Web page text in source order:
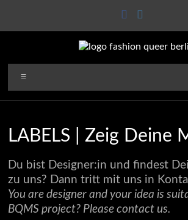
springen
LABELS | Zeig Deine
Du bist Designer:in und findest
zu uns? Dann tritt mit uns in
You are designer and your idea is
BQMS project? Please contact us.